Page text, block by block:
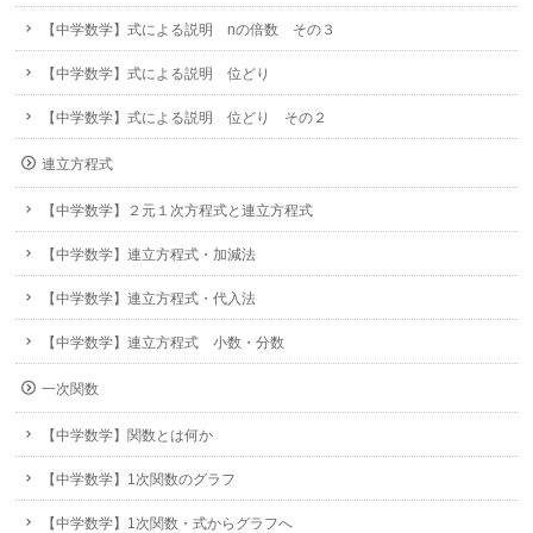
【中学数学】式による説明 nの倍数 その３
【中学数学】式による説明 位どり
【中学数学】式による説明 位どり その２
連立方程式
【中学数学】２元１次方程式と連立方程式
【中学数学】連立方程式・加減法
【中学数学】連立方程式・代入法
【中学数学】連立方程式 小数・分数
一次関数
【中学数学】関数とは何か
【中学数学】1次関数のグラフ
【中学数学】1次関数・式からグラフへ